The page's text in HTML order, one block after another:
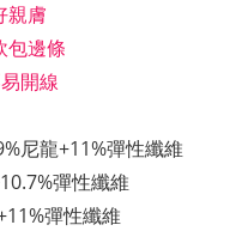
親膚
包邊條
開線
尼龍+11%彈性纖維
彈性纖維
彈性纖維